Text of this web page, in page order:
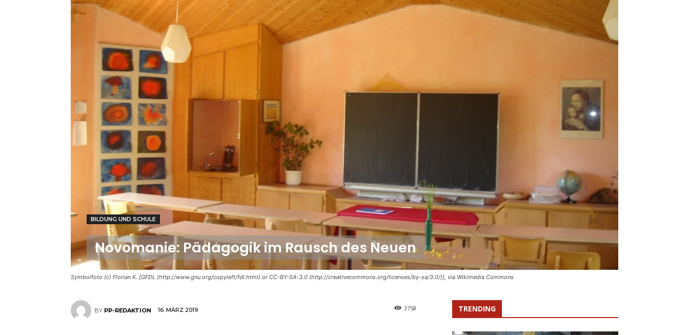
Symbolfoto (c) Florian K. [GFDL (http://www.gnu.org/copyleft/fdl.html) or CC-BY-SA-3.0 (http://creativecommons.org/licenses/by-sa/3.0/)], via Wikimedia Commons
BILDUNG UND SCHULE
Novomanie: Pädagogik im Rausch des Neuen
BY PP-REDAKTION 16. MÄRZ 2019 3758 TRENDING